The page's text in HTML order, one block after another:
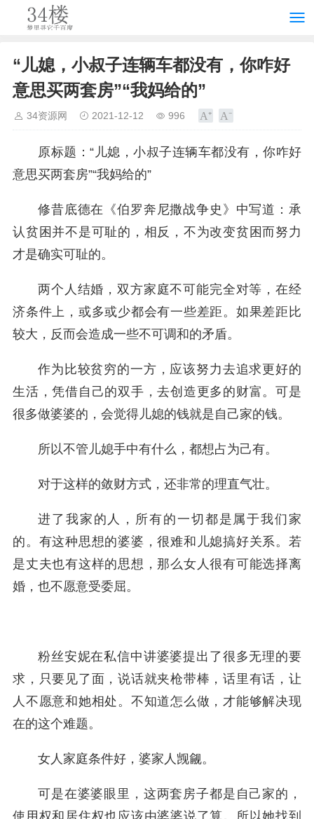
“儿媳，小叔子连辆车都没有，你咋好
意思买两套房”“我妈给的”
34资源网 2021-12-12 996
原标题：“儿媳，小叔子连辆车都没有，你咋好
意思买两套房”“我妈给的”
修昔底德在《伯罗奔尼撒战争史》中写道：承
认贫困并不是可耻的，相反，不为改变贫困而努力
才是确实可耻的。
两个人结婚，双方家庭不可能完全对等，在经
济条件上，或多或少都会有一些差距。如果差距比
较大，反而会造成一些不可调和的矛盾。
作为比较贫穷的一方，应该努力去追求更好的
生活，凭借自己的双手，去创造更多的财富。可是
很多做婆婆的，会觉得儿媳的钱就是自己家的钱。
所以不管儿媳手中有什么，都想占为己有。
对于这样的敛财方式，还非常的理直气壮。
进了我家的人，所有的一切都是属于我们家
的。有这种思想的婆婆，很难和儿媳搞好关系。若
是丈夫也有这样的思想，那么女人很有可能选择离
婚，也不愿意受委屈。
粉丝安妮在私信中讲婆婆提出了很多无理的要
求，只要见了面，说话就夹枪带棒，话里有话，让
人不愿意和她相处。不知道怎么做，才能够解决现
在的这个难题。
女人家庭条件好，婆家人觊觎。
可是在婆婆眼里，这两套房子都是自己家的，
使用权和居住权也应该由婆婆说了算。所以她找到